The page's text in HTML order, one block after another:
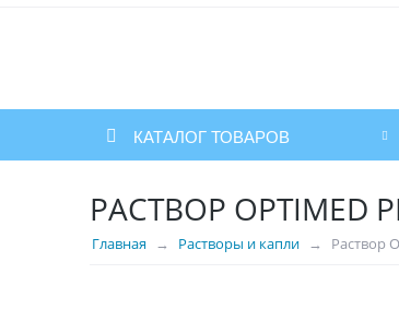
КАТАЛОГ ТОВАРОВ
РАСТВОР OPTIMED
Главная Растворы и капли Раствор